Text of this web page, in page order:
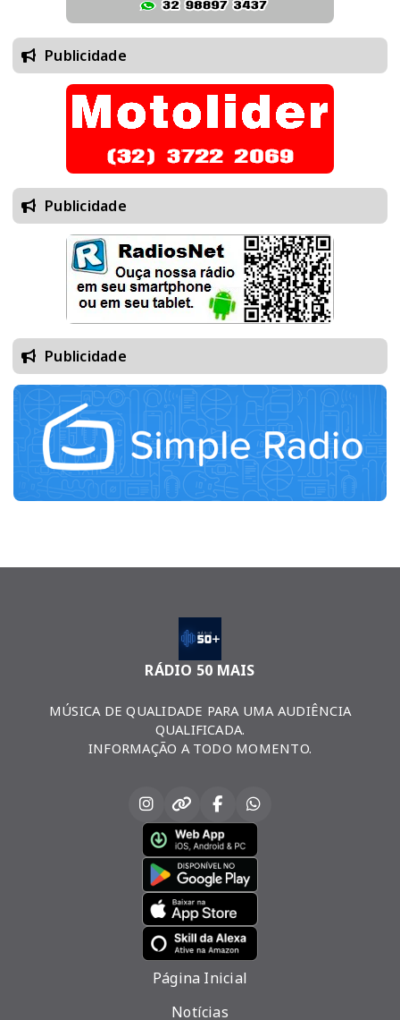
Publicidade
Publicidade
Publicidade
RÁDIO 50 MAIS
MÚSICA DE QUALIDADE PARA UMA AUDIÊNCIA
QUALIFICADA.
INFORMAÇÃO A TODO MOMENTO.
Página Inicial
Notícias